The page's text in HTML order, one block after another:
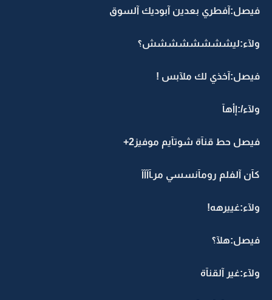
فيصل:آفطري بعدين آبوديك آلسوق
ولآء:ليشششششششش؟
فيصل:آخذي لك ملآبس !
ولآء/:إأهآ
فيصل حط قنآة شوتآيم موفيز2+
كآن آلفلم رومآنسسي مرـآآآآ
ولآء:غييرهه!
فيصل:هلآ؟
ولآء:غير آلقنآة